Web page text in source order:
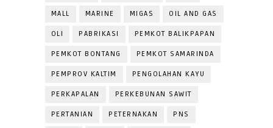
MALL MARINE MIGAS OIL AND GAS
OLI PABRIKASI PEMKOT BALIKPAPAN
PEMKOT BONTANG PEMKOT SAMARINDA
PEMPROV KALTIM PENGOLAHAN KAYU
PERKAPALAN PERKEBUNAN SAWIT
PERTANIAN PETERNAKAN PNS